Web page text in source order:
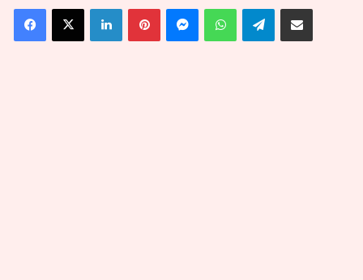
courriel
FacebookX LinkedinPinterestMessengerWhatsAppTelegramPartager par email